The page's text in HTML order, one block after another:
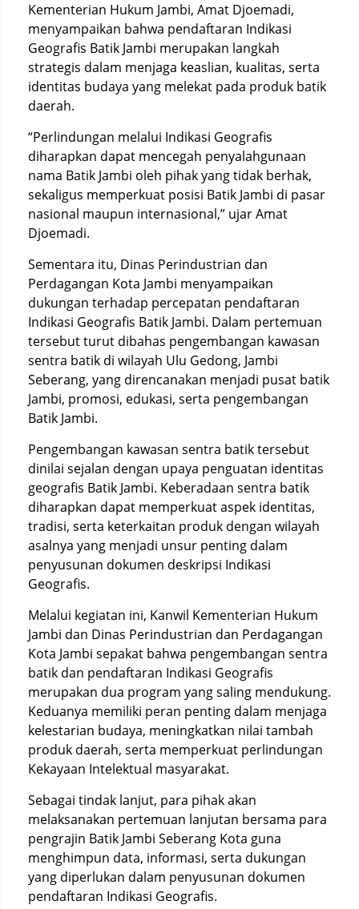
Kementerian Hukum Jambi, Amat Djoemadi,
menyampaikan bahwa pendaftaran Indikasi
Geografis Batik Jambi merupakan langkah
strategis dalam menjaga keaslian, kualitas, serta
identitas budaya yang melekat pada produk batik
daerah.
“Perlindungan melalui Indikasi Geografis
diharapkan dapat mencegah penyalahgunaan
nama Batik Jambi oleh pihak yang tidak berhak,
sekaligus memperkuat posisi Batik Jambi di pasar
nasional maupun internasional,” ujar Amat
Djoemadi.
Sementara itu, Dinas Perindustrian dan
Perdagangan Kota Jambi menyampaikan
dukungan terhadap percepatan pendaftaran
Indikasi Geografis Batik Jambi. Dalam pertemuan
tersebut turut dibahas pengembangan kawasan
sentra batik di wilayah Ulu Gedong, Jambi
Seberang, yang direncanakan menjadi pusat batik
Jambi, promosi, edukasi, serta pengembangan
Batik Jambi.
Pengembangan kawasan sentra batik tersebut
dinilai sejalan dengan upaya penguatan identitas
geografis Batik Jambi. Keberadaan sentra batik
diharapkan dapat memperkuat aspek identitas,
tradisi, serta keterkaitan produk dengan wilayah
asalnya yang menjadi unsur penting dalam
penyusunan dokumen deskripsi Indikasi
Geografis.
Melalui kegiatan ini, Kanwil Kementerian Hukum
Jambi dan Dinas Perindustrian dan Perdagangan
Kota Jambi sepakat bahwa pengembangan sentra
batik dan pendaftaran Indikasi Geografis
merupakan dua program yang saling mendukung.
Keduanya memiliki peran penting dalam menjaga
kelestarian budaya, meningkatkan nilai tambah
produk daerah, serta memperkuat perlindungan
Kekayaan Intelektual masyarakat.
Sebagai tindak lanjut, para pihak akan
melaksanakan pertemuan lanjutan bersama para
pengrajin Batik Jambi Seberang Kota guna
menghimpun data, informasi, serta dukungan
yang diperlukan dalam penyusunan dokumen
pendaftaran Indikasi Geografis.